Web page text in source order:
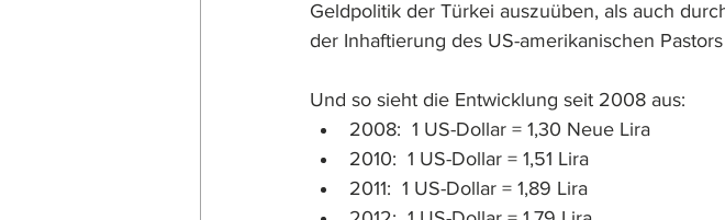
Geldpolitik der Türkei auszuüben, als auch
der Inhaftierung des US-amerikanischen
Und so sieht die Entwicklung seit 2008 aus:
2008:  1 US-Dollar = 1,30 Neue Lira
2010:  1 US-Dollar = 1,51 Lira
2011:  1 US-Dollar = 1,89 Lira